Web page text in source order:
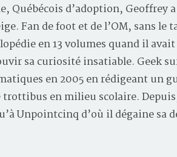
Québécois d’adoption, Geoffrey
Fan de foot et de l’OM, sans
en 13 volumes quand il
sa curiosité insatiable. Geek
en 2005 en rédigeant un
en milieu scolaire.
Unpointcinq d’où il dégaine sa